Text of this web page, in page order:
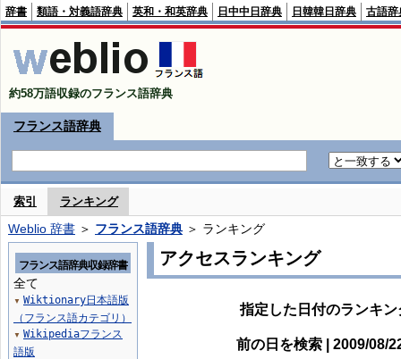
辞書 類語・対義語辞典 英和・和英辞典 日中中日辞典 日韓韓日辞典 古語辞
約58万語収録のフランス語辞典
フランス語辞典
索引 ランキング
Weblio 辞書 ＞ フランス語辞典 ＞ ランキング
アクセスランキング
指定した日付のランキ
前の日を検索 | 2009/08/
フランス語辞典収録辞書
全て
▼ Wiktionary日本語版
（フランス語カテゴリ）
▼ Wikipediaフランス
語版